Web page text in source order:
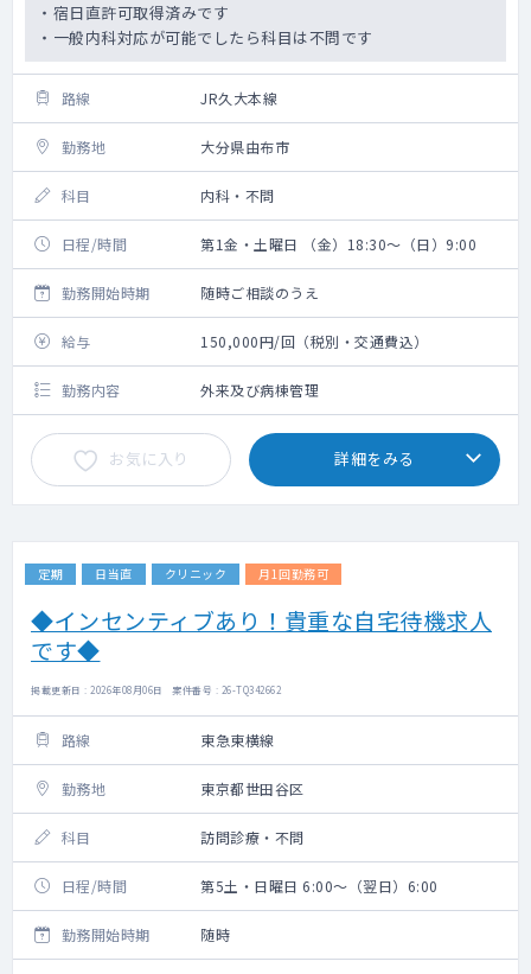
・宿日直許可取得済みです
・一般内科対応が可能でしたら科目は不問です
路線 JR久大本線
勤務地 大分県由布市
科目 内科・不問
日程/時間 第1金・土曜日 （金）18:30～（日）9:00
勤務開始時期 随時ご相談のうえ
給与 150,000円/回（税別・交通費込）
勤務内容 外来及び病棟管理
お気に入り 詳細をみる
定期 日当直 クリニック 月1回勤務可
◆インセンティブあり！貴重な自宅待機求人
です◆
掲載更新日 : 2026年08月06日 案件番号 : 26-TQ342662
路線 東急東横線
勤務地 東京都世田谷区
科目 訪問診療・不問
日程/時間 第5土・日曜日 6:00～（翌日）6:00
勤務開始時期 随時